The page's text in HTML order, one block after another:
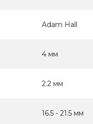
Adam Hall
4 мм
2.2 мм
16.5 - 21.5 мм